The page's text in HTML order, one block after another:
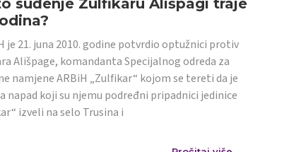
je 21. juna 2010. godine potvrdio optužnici protiv
Ališpage, komandanta Specijalnog odreda za
namjene ARBiH „Zulfikar“ kojom se tereti da je
napad koji su njemu podređni pripadnici jedinice
izveli na selo Trusina i